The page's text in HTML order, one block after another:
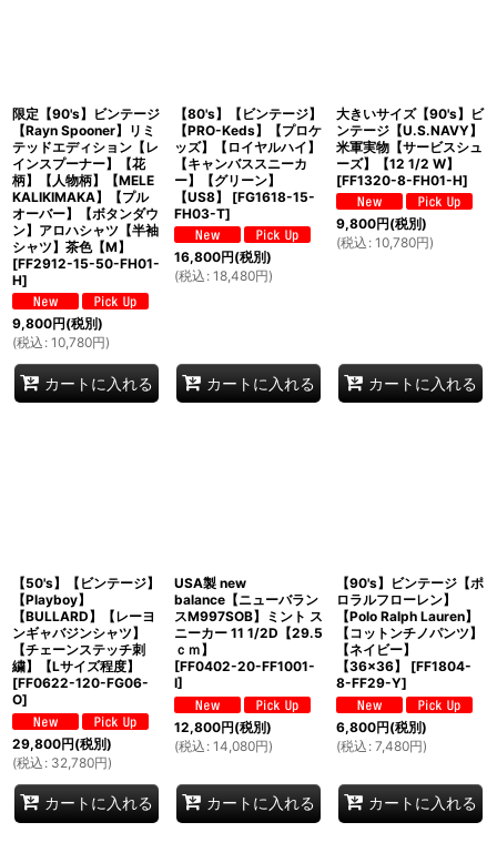
限定【90's】ビンテージ
【Rayn Spooner】リミ
テッドエディション【レ
インスプーナー】【花
柄】【人物柄】【MELE
KALIKIMAKA】【プル
オーバー】【ボタンダウ
ン】アロハシャツ【半袖
シャツ】茶色【M】
[FF2912-15-50-FH01-
H]
9,800円(税別)
(税込 : 10,780円)
カートに入れる
【80's】【ビンテージ】
【PRO-Keds】【プロケ
ッズ】【ロイヤルハイ】
【キャンバススニーカ
ー】【グリーン】
【US8】
[FG1618-15-
FH03-T]
16,800円(税別)
(税込 : 18,480円)
カートに入れる
大きいサイズ【90's】ビ
ンテージ【U.S.NAVY】
米軍実物【サービスシュ
ーズ】【12 1/2 W】
[FF1320-8-FH01-H]
9,800円(税別)
(税込 : 10,780円)
カートに入れる
【50's】【ビンテージ】
【Playboy】
【BULLARD】【レーヨ
ンギャバジンシャツ】
【チェーンステッチ刺
繍】【Lサイズ程度】
[FF0622-120-FG06-
O]
29,800円(税別)
(税込 : 32,780円)
カートに入れる
USA製 new
balance【ニューバラン
スM997SOB】ミント ス
ニーカー 11 1/2D【29.5
ｃｍ】
[FF0402-20-FF1001-
I]
12,800円(税別)
(税込 : 14,080円)
カートに入れる
【90's】ビンテージ【ポ
ロラルフローレン】
【Polo Ralph Lauren】
【コットンチノパンツ】
【ネイビー】
【36×36】
[FF1804-
8-FF29-Y]
6,800円(税別)
(税込 : 7,480円)
カートに入れる